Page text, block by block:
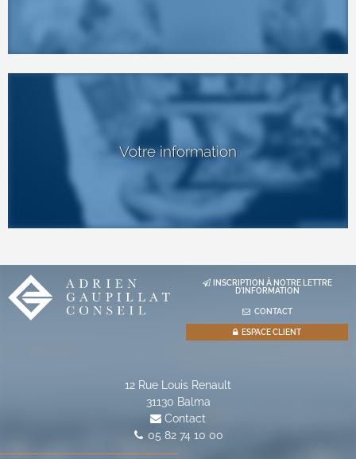
Votre information
INSCRIPTION À NOTRE LETTRE
D'INFORMATION
CONTACT
ESPACE CLIENT
12 Rue Louis Renault
31130 Balma
Contact
05 82 74 10 00